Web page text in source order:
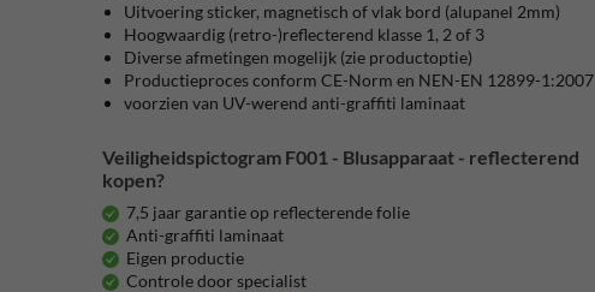
Uitvoering sticker, magnetisch of vlak bord (alupanel 2mm)
Hoogwaardig (retro-)reflecterend klasse 1, 2 of 3
Diverse afmetingen mogelijk (zie productoptie)
Productieproces conform CE-Norm en NEN-EN 12899-1:2007
voorzien van UV-werend anti-graffiti laminaat
Veiligheidspictogram F001 - Blusapparaat - reflecterend
kopen?
7,5 jaar garantie op reflecterende folie
Anti-graffiti laminaat
Eigen productie
Controle door specialist